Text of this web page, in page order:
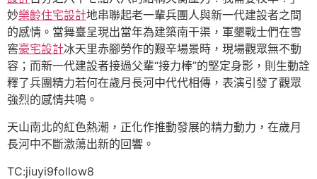
妙樂齡住宅設計地串聯起老一輩兵團人與新一代建設者之間
的感情。當舞臺呈現出當年為建築南干渠，軍墾戰士們在雪
窖豪宅設計冰天里赤腳勞作的艱辛場景時，現場觀眾無不動
容；而新一代建設者接過父輩“接力棒”的堅定身影，則生動詮
釋了兵團精力若何在歲月長河中代代相傳，表演引發了觀眾
強烈的感情共鳴。
天山南北的紅色熱潮，正化作推動發展的精力動力，在歲月
長河中不斷激蕩出新的回響。
TC:jiuyi9follow8